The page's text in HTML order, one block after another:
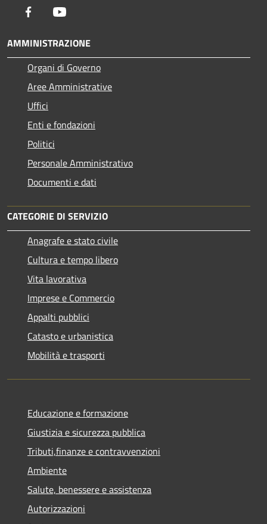
Facebook
AMMINISTRAZIONE
Organi di Governo
Aree Amministrative
Uffici
Enti e fondazioni
Politici
Personale Amministrativo
Documenti e dati
CATEGORIE DI SERVIZIO
Anagrafe e stato civile
Cultura e tempo libero
Vita lavorativa
Imprese e Commercio
Appalti pubblici
Catasto e urbanistica
Mobilità e trasporti
Educazione e formazione
Giustizia e sicurezza pubblica
Tributi,finanze e contravvenzioni
Ambiente
Salute, benessere e assistenza
Autorizzazioni